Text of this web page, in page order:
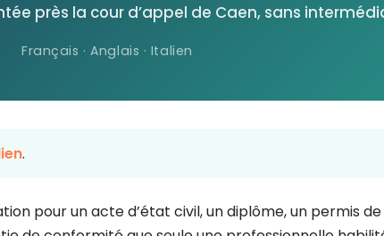
près la cour d’appel de Caen, sans
Français · Anglais · Italien
.
pour un acte d’état civil, un diplôme, un permis